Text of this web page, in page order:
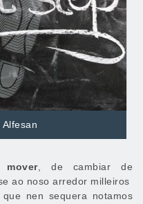
mover, de cambiar de
ao noso arredor milleiros
nen sequera notamos